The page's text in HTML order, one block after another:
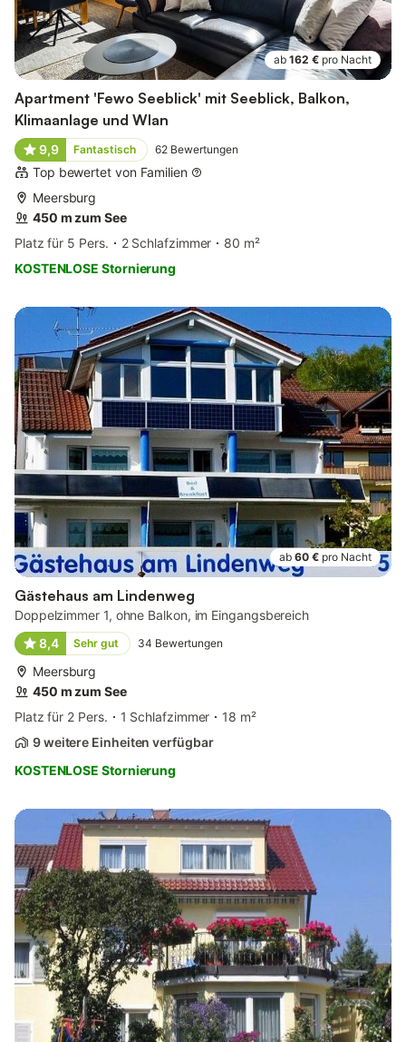
ab 162 € pro Nacht
Apartment 'Fewo Seeblick' mit Seeblick, Balkon,
Klimaanlage und Wlan
9,9 Fantastisch 62 Bewertungen
Top bewertet von Familien
Meersburg
450 m zum See
Platz für 5 Pers.
2 Schlafzimmer
80 m²
KOSTENLOSE Stornierung
ab 60 € pro Nacht
Gästehaus am Lindenweg
Doppelzimmer 1, ohne Balkon, im Eingangsbereich
8,4
Sehr gut 34 Bewertungen
Meersburg
450 m zum See
Platz für 2 Pers.
1 Schlafzimmer
18 m²
9 weitere Einheiten verfügbar
KOSTENLOSE Stornierung